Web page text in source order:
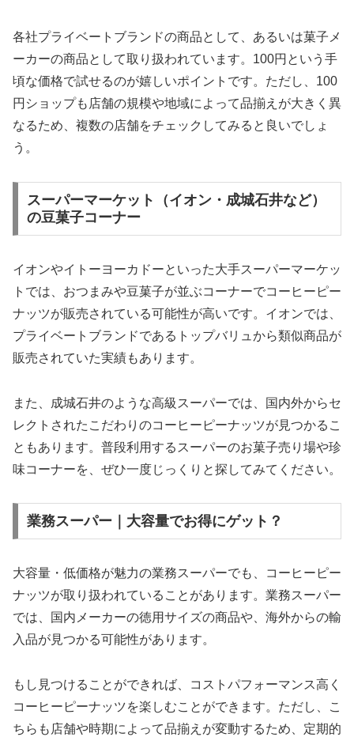
各社プライベートブランドの商品として、あるいは菓子メ
ーカーの商品として取り扱われています。100円という手
頃な価格で試せるのが嬉しいポイントです。ただし、100
円ショップも店舗の規模や地域によって品揃えが大きく異
なるため、複数の店舗をチェックしてみると良いでしょ
う。
スーパーマーケット（イオン・成城石井など）
の豆菓子コーナー
イオンやイトーヨーカドーといった大手スーパーマーケッ
トでは、おつまみや豆菓子が並ぶコーナーでコーヒーピー
ナッツが販売されている可能性が高いです。イオンでは、
プライベートブランドであるトップバリュから類似商品が
販売されていた実績もあります。
また、成城石井のような高級スーパーでは、国内外からセ
レクトされたこだわりのコーヒーピーナッツが見つかるこ
ともあります。普段利用するスーパーのお菓子売り場や珍
味コーナーを、ぜひ一度じっくりと探してみてください。
業務スーパー｜大容量でお得にゲット？
大容量・低価格が魅力の業務スーパーでも、コーヒーピー
ナッツが取り扱われていることがあります。業務スーパー
では、国内メーカーの徳用サイズの商品や、海外からの輸
入品が見つかる可能性があります。
もし見つけることができれば、コストパフォーマンス高く
コーヒーピーナッツを楽しむことができます。ただし、こ
ちらも店舗や時期によって品揃えが変動するため、定期的